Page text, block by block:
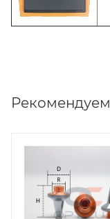
Рекомендуем